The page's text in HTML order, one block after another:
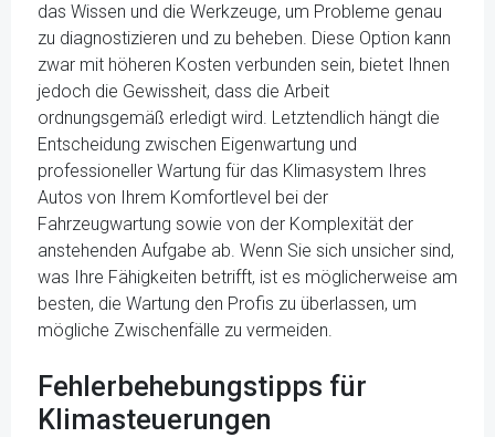
das Wissen und die Werkzeuge, um Probleme genau
zu diagnostizieren und zu beheben. Diese Option kann
zwar mit höheren Kosten verbunden sein, bietet Ihnen
jedoch die Gewissheit, dass die Arbeit
ordnungsgemäß erledigt wird. Letztendlich hängt die
Entscheidung zwischen Eigenwartung und
professioneller Wartung für das Klimasystem Ihres
Autos von Ihrem Komfortlevel bei der
Fahrzeugwartung sowie von der Komplexität der
anstehenden Aufgabe ab. Wenn Sie sich unsicher sind,
was Ihre Fähigkeiten betrifft, ist es möglicherweise am
besten, die Wartung den Profis zu überlassen, um
mögliche Zwischenfälle zu vermeiden.
Fehlerbehebungstipps für
Klimasteuerungen